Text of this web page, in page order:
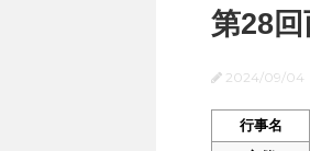
第28
2024/09/04
行事名